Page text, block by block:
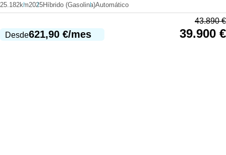
25.182km2025Híbrido (Gasolina)Automático
Desde621,90 €/mes
43.890€
39.900 €